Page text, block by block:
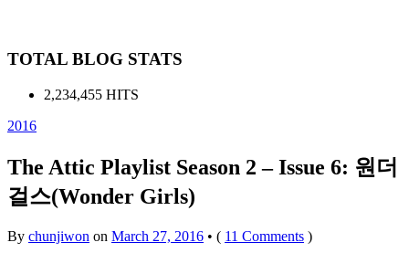
TOTAL BLOG STATS
2,234,455 HITS
2016
The Attic Playlist Season 2 – Issue 6: 원더
걸스(Wonder Girls)
By chunjiwon on March 27, 2016 • ( 11 Comments )